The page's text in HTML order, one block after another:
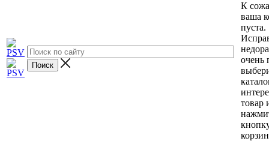
К
ваша
пуста.
очень
товар